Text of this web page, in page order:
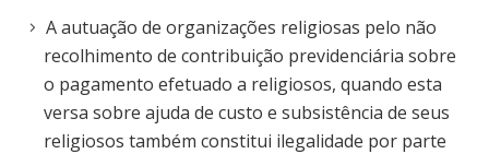
A autuação de organizações religiosas pelo não
recolhimento de contribuição previdenciária sobre
o pagamento efetuado a religiosos, quando esta
versa sobre ajuda de custo e subsistência de seus
religiosos também constitui ilegalidade por parte